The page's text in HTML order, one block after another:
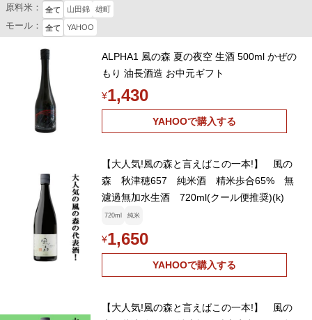
原料米： 全て 山田錦 雄町
モール： 全て YAHOO
ALPHA1 風の森 夏の夜空 生酒 500ml かぜの
もり 油長酒造 お中元ギフト
¥1,430
YAHOOで購入する
【大人気!風の森と言えばこの一本!】 風の
森 秋津穂657 純米酒 精米歩合65% 無
濾過無加水生酒 720ml(クール便推奨)(k)
720ml 純米
¥1,650
YAHOOで購入する
【大人気!風の森と言えばこの一本!】 風の